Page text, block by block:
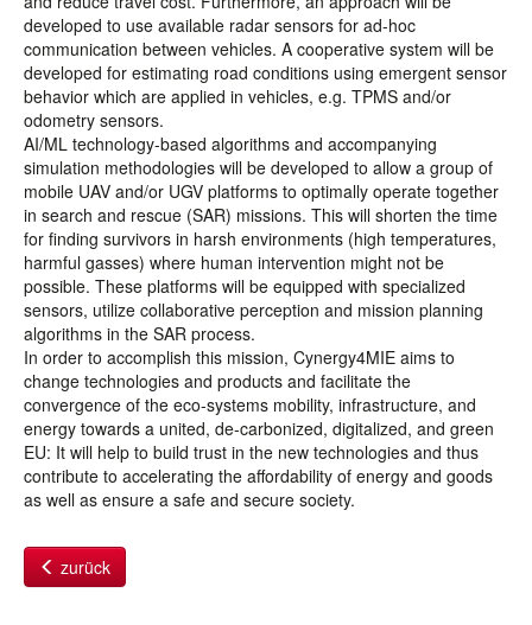
developed to use available radar sensors for ad-hoc
communication between vehicles. A cooperative system will be
developed for estimating road conditions using emergent sensor
behavior which are applied in vehicles, e.g. TPMS and/or
odometry sensors.
AI/ML technology-based algorithms and accompanying
simulation methodologies will be developed to allow a group of
mobile UAV and/or UGV platforms to optimally operate together
in search and rescue (SAR) missions. This will shorten the time
for finding survivors in harsh environments (high temperatures,
harmful gasses) where human intervention might not be
possible. These platforms will be equipped with specialized
sensors, utilize collaborative perception and mission planning
algorithms in the SAR process.
In order to accomplish this mission, Cynergy4MIE aims to
change technologies and products and facilitate the
convergence of the eco-systems mobility, infrastructure, and
energy towards a united, de-carbonized, digitalized, and green
EU: It will help to build trust in the new technologies and thus
contribute to accelerating the affordability of energy and goods
as well as ensure a safe and secure society.
zurück